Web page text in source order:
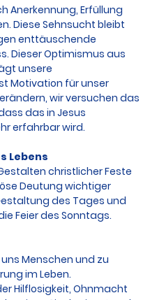
Anerkennung, Erfüllung
Diese Sehnsucht bleibt
enttäuschende
Dieser Optimismus aus
unsere
Motivation für unser
wir versuchen das
das in Jesus
erfahrbar wird.
Lebens
christlicher Feste
Deutung wichtiger
des Tages und
Feier des Sonntags.
Menschen und zu
im Leben.
Hilflosigkeit, Ohnmacht